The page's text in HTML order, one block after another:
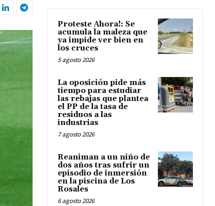
Proteste Ahora!: Se
acumula la maleza que
ya impide ver bien en
los cruces
5 agosto 2026
La oposición pide más
tiempo para estudiar
las rebajas que plantea
el PP de la tasa de
residuos a las
industrias
7 agosto 2026
Reaniman a un niño de
dos años tras sufrir un
episodio de inmersión
en la piscina de Los
Rosales
6 agosto 2026